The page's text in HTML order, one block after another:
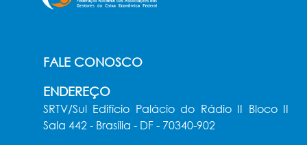
FALE CONOSCO
ENDEREÇO
SRTV/Sul Edifício Palácio do Rádio II Bloco II
Sala 442 - Brasília - DF - 70340-902